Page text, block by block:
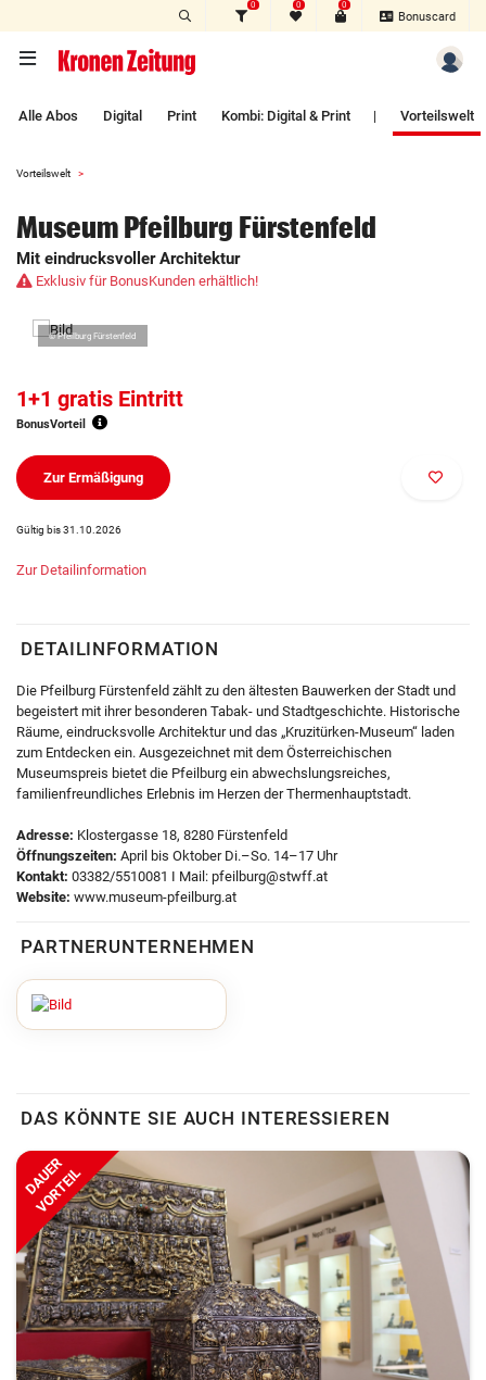
0 0 0
Bonuscard
Alle Abos Digital Print Kombi: Digital & Print | Vorteilswelt
Vorteilswelt
Museum Pfeilburg Fürstenfeld
Mit eindrucksvoller Architektur
Exklusiv für BonusKunden erhältlich!
© Pfeilburg Fürstenfeld
1+1 gratis Eintritt
BonusVorteil
Zur Ermäßigung
Gültig bis 31.10.2026
Zur Detailinformation
DETAILINFORMATION
Die Pfeilburg Fürstenfeld zählt zu den ältesten Bauwerken der Stadt und
begeistert mit ihrer besonderen Tabak- und Stadtgeschichte. Historische
Räume, eindrucksvolle Architektur und das „Kruzitürken-Museum“ laden
zum Entdecken ein. Ausgezeichnet mit dem Österreichischen
Museumspreis bietet die Pfeilburg ein abwechslungsreiches,
familienfreundliches Erlebnis im Herzen der Thermenhauptstadt.
Adresse: Klostergasse 18, 8280 Fürstenfeld
Öffnungszeiten: April bis Oktober Di.–So. 14–17 Uhr
Kontakt: 03382/5510081 I Mail: pfeilburg@stwff.at
Website: www.museum-pfeilburg.at
PARTNERUNTERNEHMEN
DAS KÖNNTE SIE AUCH INTERESSIEREN
DAUER
VORTEIL